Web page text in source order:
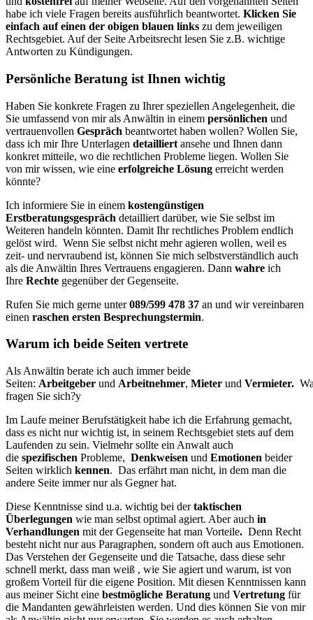
habe ich viele Fragen bereits ausführlich beantwortet. Klicken Sie
einfach auf einen der obigen blauen links zu dem jeweiligen
Rechtsgebiet. Auf der Seite Arbeitsrecht lesen Sie z.B. wichtige
Antworten zu Kündigungen.
Persönliche Beratung ist Ihnen wichtig
Haben Sie konkrete Fragen zu Ihrer speziellen Angelegenheit, die
Sie umfassend von mir als Anwältin in einem persönlichen und
vertrauenvollen Gespräch beantwortet haben wollen? Wollen Sie,
dass ich mir Ihre Unterlagen detailliert ansehe und Ihnen dann
konkret mitteile, wo die rechtlichen Probleme liegen. Wollen Sie
von mir wissen, wie eine erfolgreiche Lösung erreicht werden
könnte?
Ich informiere Sie in einem kostengünstigen
Erstberatungsgespräch detailliert darüber, wie Sie selbst im
Weiteren handeln könnten. Damit Ihr rechtliches Problem endlich
gelöst wird. Wenn Sie selbst nicht mehr agieren wollen, weil es
zeit- und nervraubend ist, können Sie mich selbstverständlich auch
als die Anwältin Ihres Vertrauens engagieren. Dann wahre ich
Ihre Rechte gegenüber der Gegenseite.
Rufen Sie mich gerne unter089/599 478 37 an und wir vereinbaren
einen raschen ersten Besprechungstermin.
Warum ich beide Seiten vertrete
Als Anwältin berate ich auch immer beide
Seiten: Arbeitgeber und Arbeitnehmer, Mieter und Vermieter.
fragen Sie sich?y
Im Laufe meiner Berufstätigkeit habe ich die Erfahrung gemacht,
dass es nicht nur wichtig ist, in seinem Rechtsgebiet stets auf dem
Laufenden zu sein. Vielmehr sollte ein Anwalt auch
die spezifischen Probleme, Denkweisen und Emotionen beider
Seiten wirklich kennen. Das erfährt man nicht, in dem man die
andere Seite immer nur als Gegner hat.
Diese Kenntnisse sind u.a. wichtig bei dertaktischen
Überlegungen wie man selbst optimal agiert. Aber auch in
Verhandlungen mit der Gegenseite hat man Vorteile. Denn Recht
besteht nicht nur aus Paragraphen, sondern oft auch aus Emotionen.
Das Verstehen der Gegenseite und die Tatsache, dass diese sehr
schnell merkt, dass man weiß , wie Sie agiert und warum, ist von
großem Vorteil für die eigene Position. Mit diesen Kenntnissen kann
aus meiner Sicht eine bestmögliche Beratung und Vertretung für
die Mandanten gewährleisten werden. Und dies können Sie von mir